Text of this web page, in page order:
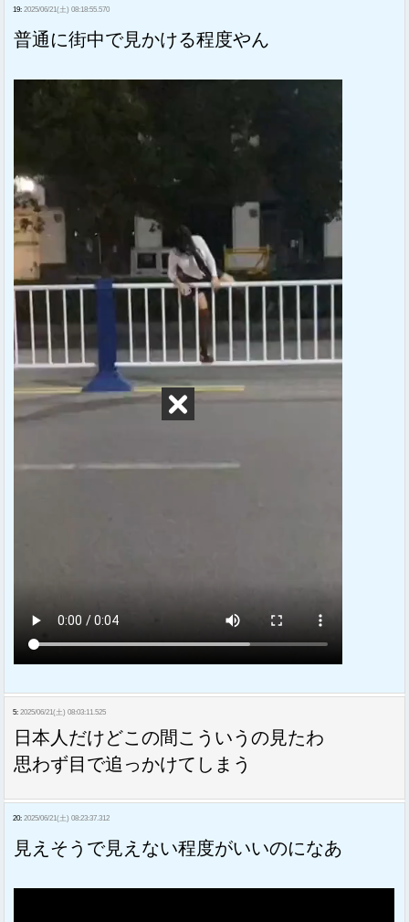
19: 2025/06/21(土) 08:18:55.570
普通に街中で見かける程度やん
5: 2025/06/21(土) 08:03:11.525
日本人だけどこの間こういうの見たわ
思わず目で追っかけてしまう
20: 2025/06/21(土) 08:23:37.312
見えそうで見えない程度がいいのになあ